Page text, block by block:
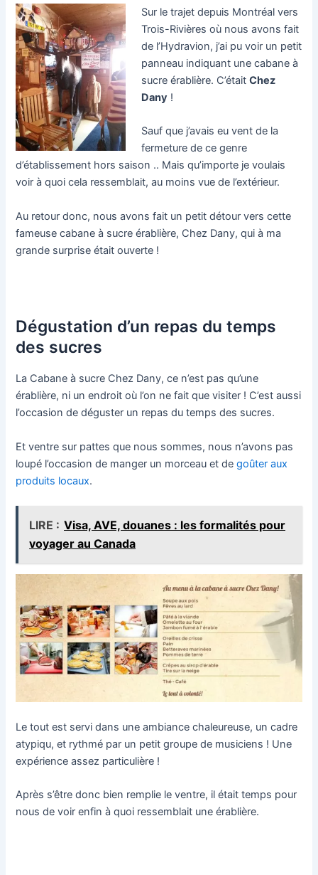
Sur le trajet depuis Montréal vers
Trois-Rivières où nous avons fait
de l’Hydravion, j’ai pu voir un petit
panneau indiquant une cabane à
sucre érablière. C’étaitChez
Dany !
Sauf que j’avais eu vent de la
fermeture de ce genre
d’établissement hors saison .. Mais qu’importe je voulais
voir à quoi cela ressemblait, au moins vue de l’extérieur.
Au retour donc, nous avons fait un petit détour vers cette
fameuse cabane à sucre érablière, Chez Dany, qui à ma
grande surprise était ouverte !
Dégustation d’un repas du temps
des sucres
La Cabane à sucre Chez Dany, ce n’est pas qu’une
érablière, ni un endroit où l’on ne fait que visiter ! C’est aussi
l’occasion de déguster un repas du temps des sucres.
Et ventre sur pattes que nous sommes, nous n’avons pas
loupé l’occasion de manger un morceau et degoûter aux
produits locaux.
LIRE : Visa, AVE, douanes : les formalités pour
voyager au Canada
Le tout est servi dans une ambiance chaleureuse, un cadre
atypiqu, et rythmé par un petit groupe de musiciens ! Une
expérience assez particulière !
Après s’être donc bien remplie le ventre, il était temps pour
nous de voir enfin à quoi ressemblait une érablière.